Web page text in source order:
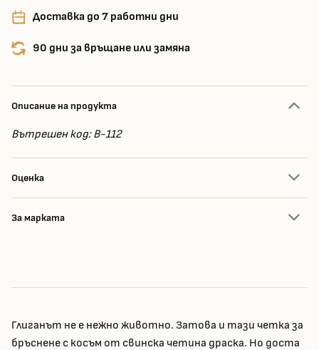
Доставка до 7 работни дни
90 дни за връщане или замяна
Описание на продукта
Вътрешен код: B-112
Оценка
За марката
Глиганът не е нежно животно. Затова и тази четка за
бръснене с косъм от свинска четина драска. Но доста